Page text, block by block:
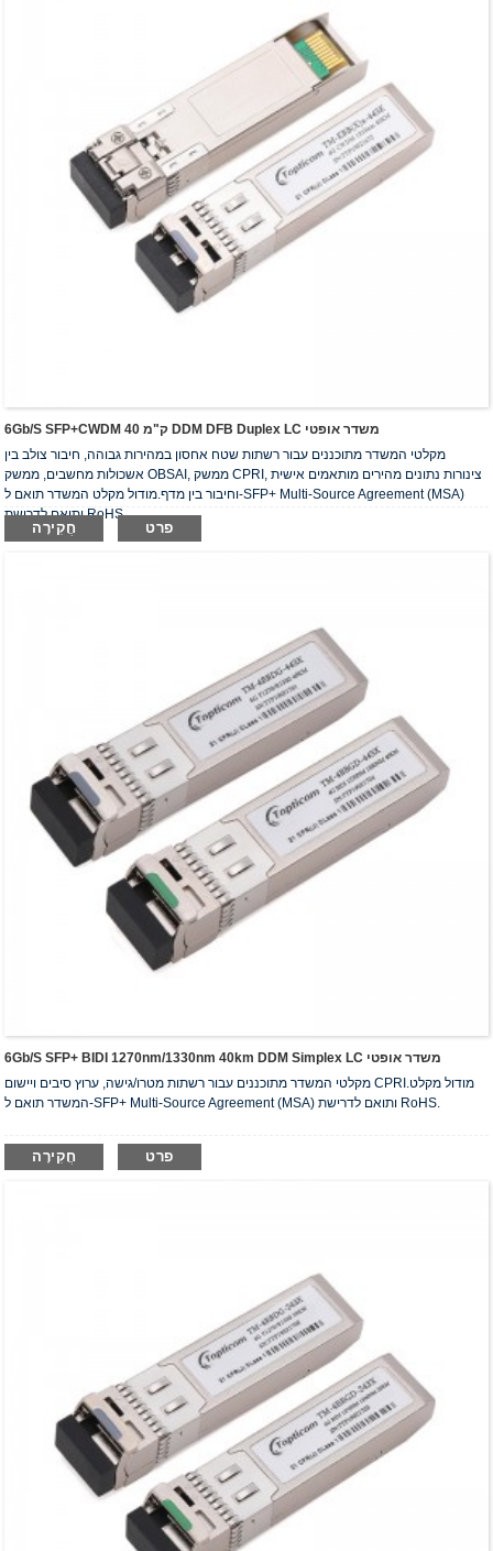
6Gb/s SFP+CWDM 40 ק"מ DDM DFB Duplex LC משדר אופטי
מקלטי המשדר מתוכננים עבור רשתות שטח אחסון במהירות גבוהה, חיבור צולב בין
אשכולות מחשבים, ממשק OBSAI, ממשק CPRI, צינורות נתונים מהירים מותאמים אישית
וחיבור בין מדף.מודול מקלט המשדר תואם ל-SFP+ Multi-Source Agreement (MSA)
ותואם לדרישת RoHS.
חֲקִירָה פרט
6Gb/s SFP+ BIDI 1270nm/1330nm 40km DDM Simplex LC משדר אופטי
מקלטי המשדר מתוכננים עבור רשתות מטרו/גישה, ערוץ סיבים ויישום CPRI.מודול מקלט
המשדר תואם ל-SFP+ Multi-Source Agreement (MSA) ותואם לדרישת RoHS.
חֲקִירָה פרט